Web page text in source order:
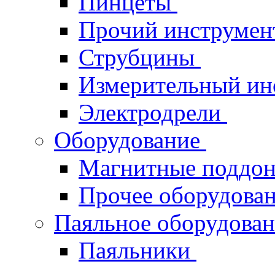
Прочий
Струбцины
Измерительный
Электродрели
Оборудование
Магнитные
Прочее
Паяльное
Паяльники